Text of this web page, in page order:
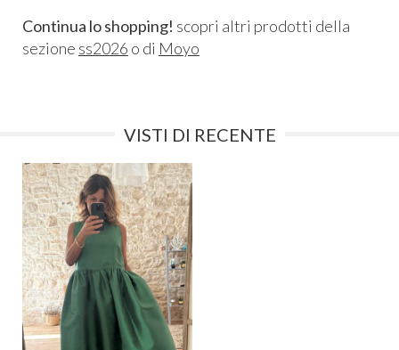
Continua lo shopping! scopri altri prodotti della
sezione ss2026 o di Moyo
VISTI DI RECENTE